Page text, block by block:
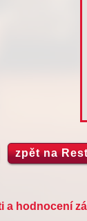
zpět na
a hodnocení